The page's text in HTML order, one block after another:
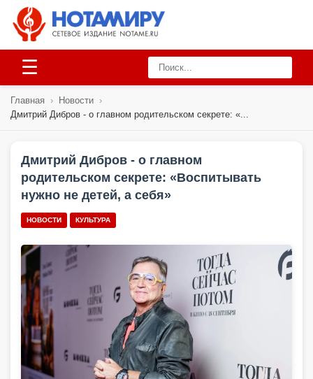
☰
Главная › Новости ›
Дмитрий Дибров - о главном родительском секрете: «...
Дмитрий Дибров - о главном
родительском секрете: «Воспитывать
нужно не детей, а себя»
НОВОСТИ КУЛЬТУРА